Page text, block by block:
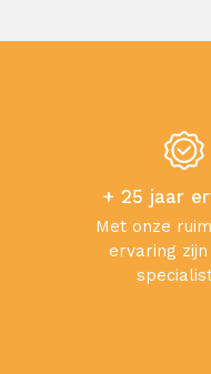
+ 25 jaar
Met onze
ervaring